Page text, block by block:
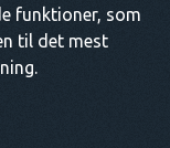
funktioner, som
til det mest